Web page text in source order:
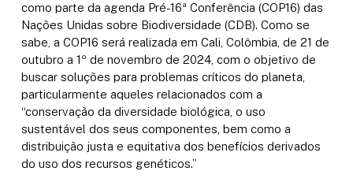
como parte da agenda Pré-16ª Conferência (COP16) das
Nações Unidas sobre Biodiversidade (CDB). Como se
sabe, a COP16 será realizada em Cali, Colômbia, de 21 de
outubro a 1º de novembro de 2024, com o objetivo de
buscar soluções para problemas críticos do planeta,
particularmente aqueles relacionados com a
“conservação da diversidade biológica, o uso
sustentável dos seus componentes, bem como a
distribuição justa e equitativa dos benefícios derivados
do uso dos recursos genéticos.”